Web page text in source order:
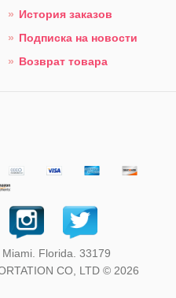
История заказов
Подписка на новости
Возврат товара
Florida. 33179
CO, LTD © 2026